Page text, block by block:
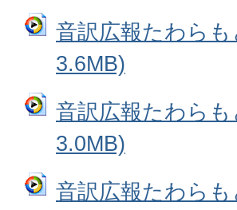
音訳広報たわら
3.6MB)
音訳広報たわら
3.0MB)
音訳広報たわら